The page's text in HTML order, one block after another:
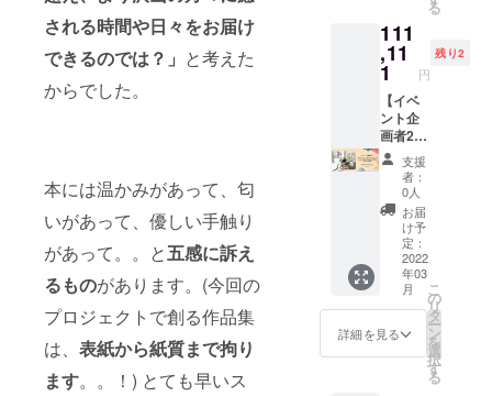
される時間や日々をお届け
できるのでは？」 と考えた
からでした。
本には温かみがあって、匂
いがあって、優しい手触り
があって。。と五感に訴え
るものがあります。(今回の
プロジェクトで創る作品集
は、 表紙から紙質まで拘り
ます。。！) とても早いス
どはご
負担い
ただき
ますの
で、ご
了承く
ださい
ませ。
に希望
の名前
やニッ
クネー
ムをご
記入く
ださ
い。
~12月】
の予
定、
メール
アドレ
スにご
連絡い
たしま
す。
special
gift ④ =
2021年
9月~12
月に開
催予定
展【東
京】。
使った
作品集
掲載作
品の解
説をさ
せてい
ただき
ます。
90分間
内で話
せる範
囲まで
語りま
す。質
疑応答
もでき
【時期
は10月
~12月】
〇さ
ん」
「〇〇
ん」
「〇〇
くん」
など備
考欄に
必ず敬
称付き
でご記
入くだ
さい。
宛名の
いらな
い場合
は「宛
で
す。】
==リ
ターン
の説明
== ◎サ
インあ
りの場
合、備
考欄に
「サイ
ンあ
り」と
ご記入
くださ
い。 ◎
サイン
や宛名
枚
+specia
l gift②
オリジ
ナル栞1
枚
+specia
l gift③
掲載作
品の解
説、
パーソ
ナル
zoom
セッ
ション
90分つ
き
+specia
る
111
,11
1 円
残り2
【イベ
ント企
画者2名
限定】
全国ど
こで
も、
Prius
Shota(
プリ
ちゃん)
の出版
記念個
展開催
を主催
支援
者：
0人
お届
け予
定：
2022
年03
月
詳細を見る
こ
の
リ
タ
ー
ン
を
選
択
す
る